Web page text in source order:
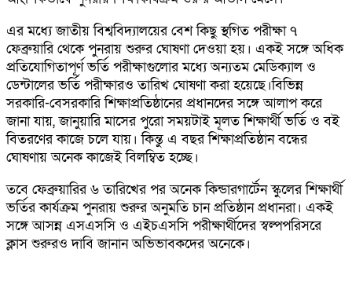
এর মধ্যে জাতীয় বিশ্ববিদ্যালয়ের বেশ কিছু স্থগিত পরীক্ষা ৭
ফেব্রুয়ারি থেকে পুনরায় শুরুর ঘোষণা দেওয়া হয়। একই সঙ্গে অধিক
প্রতিযোগিতাপূর্ণ ভর্তি পরীক্ষাগুলোর মধ্যে অন্যতম মেডিক্যাল ও
ডেন্টালের ভর্তি পরীক্ষারও তারিখ ঘোষণা করা হয়েছে।বিভিন্ন
সরকারি-বেসরকারি শিক্ষাপ্রতিষ্ঠানের প্রধানদের সঙ্গে আলাপ করে
জানা যায়, জানুয়ারি মাসের পুরো সময়টাই মূলত শিক্ষার্থী ভর্তি ও বই
বিতরণের কাজে চলে যায়। কিন্তু এ বছর শিক্ষাপ্রতিষ্ঠান বন্ধের
ঘোষণায় অনেক কাজেই বিলম্বিত হচ্ছে।
তবে ফেব্রুয়ারির ৬ তারিখের পর অনেক কিন্ডারগার্টেন স্কুলের শিক্ষার্থী
ভর্তির কার্যক্রম পুনরায় শুরুর অনুমতি চান প্রতিষ্ঠান প্রধানরা। একই
সঙ্গে আসন্ন এসএসসি ও এইচএসসি পরীক্ষার্থীদের স্বল্পপরিসরে
ক্লাস শুরুরও দাবি জানান অভিভাবকদের অনেকে।